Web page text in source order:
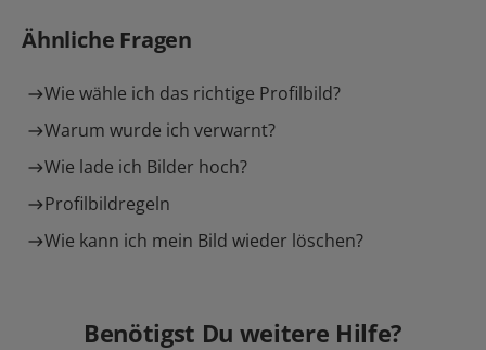
Ähnliche Fragen
Wie wähle ich das richtige Profilbild?
Warum wurde ich verwarnt?
Wie lade ich Bilder hoch?
Profilbildregeln
Wie kann ich mein Bild wieder löschen?
Benötigst Du weitere Hilfe?